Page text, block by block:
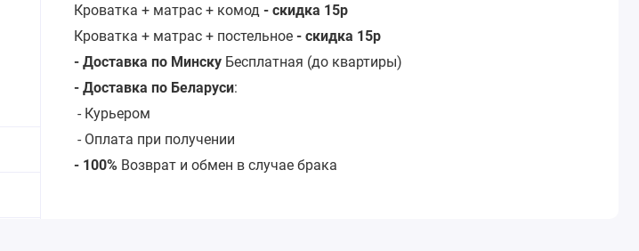
Кроватка + матрас + комод - скидка 15р
Кроватка + матрас + постельное - скидка 15р
- Доставка по МинскуБесплатная (до квартиры)
- Доставка по Беларуси:
- Курьером
- Оплата при получении
- 100% Возврат и обмен в случае брака